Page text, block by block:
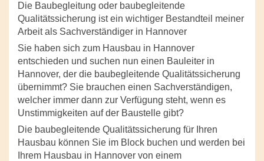
Die Baubegleitung oder baubegleitende
Qualitätssicherung ist ein wichtiger Bestandteil meiner
Arbeit als Sachverständiger in Hannover
Sie haben sich zum Hausbau in Hannover
entschieden und suchen nun einen Bauleiter in
Hannover, der die baubegleitende Qualitätssicherung
übernimmt? Sie brauchen einen Sachverständigen,
welcher immer dann zur Verfügung steht, wenn es
Unstimmigkeiten auf der Baustelle gibt?
Die baubegleitende Qualitätssicherung für Ihren
Hausbau können Sie im Block buchen und werden bei
Ihrem Hausbau in Hannover von einem